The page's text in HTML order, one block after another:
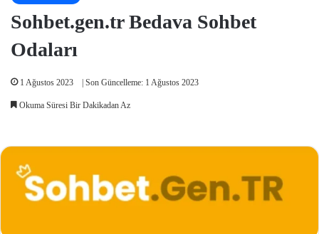
Sohbet.gen.tr Bedava Sohbet
Odaları
1 Ağustos 2023 | Son Güncelleme: 1 Ağustos 2023
Okuma Süresi Bir Dakikadan Az